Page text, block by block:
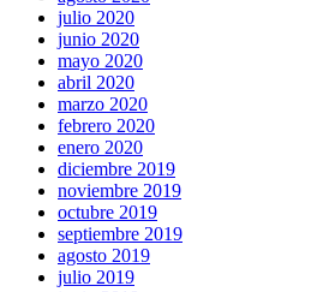
julio 2020
junio 2020
mayo 2020
abril 2020
marzo 2020
febrero 2020
enero 2020
diciembre 2019
noviembre 2019
octubre 2019
septiembre 2019
agosto 2019
julio 2019